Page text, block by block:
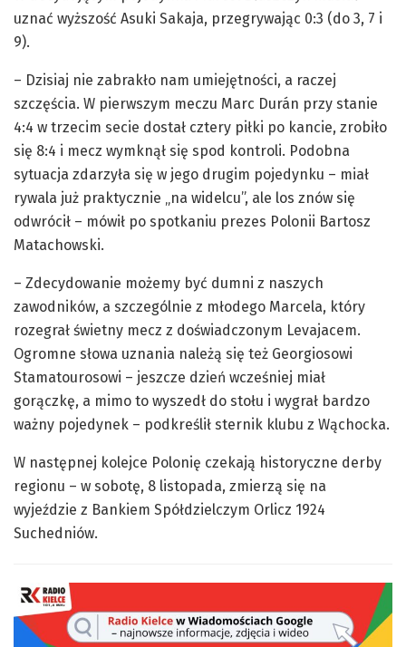
uznać wyższość Asuki Sakaja, przegrywając 0:3 (do 3, 7 i
9).
– Dzisiaj nie zabrakło nam umiejętności, a raczej
szczęścia. W pierwszym meczu Marc Durán przy stanie
4:4 w trzecim secie dostał cztery piłki po kancie, zrobiło
się 8:4 i mecz wymknął się spod kontroli. Podobna
sytuacja zdarzyła się w jego drugim pojedynku – miał
rywala już praktycznie „na widelcu”, ale los znów się
odwrócił – mówił po spotkaniu prezes Polonii Bartosz
Matachowski.
– Zdecydowanie możemy być dumni z naszych
zawodników, a szczególnie z młodego Marcela, który
rozegrał świetny mecz z doświadczonym Levajacem.
Ogromne słowa uznania należą się też Georgiosowi
Stamatourosowi – jeszcze dzień wcześniej miał
gorączkę, a mimo to wyszedł do stołu i wygrał bardzo
ważny pojedynek – podkreślił sternik klubu z Wąchocka.
W następnej kolejce Polonię czekają historyczne derby
regionu – w sobotę, 8 listopada, zmierzą się na
wyjeździe z Bankiem Spółdzielczym Orlicz 1924
Suchedniów.